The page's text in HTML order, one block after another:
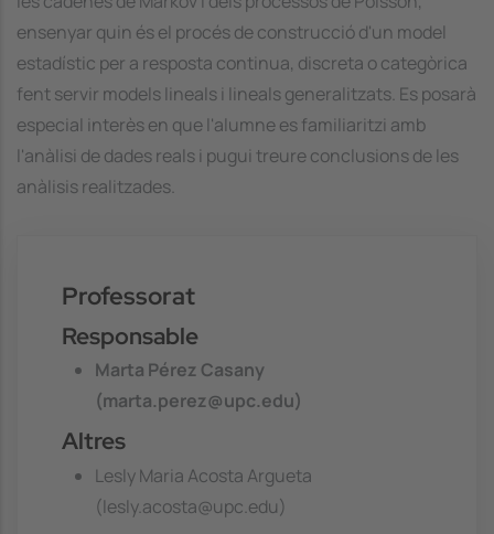
ensenyar quin és el procés de construcció d'un model
estadístic per a resposta continua, discreta o categòrica
fent servir models lineals i lineals generalitzats. Es posarà
especial interès en que l'alumne es familiaritzi amb
l'anàlisi de dades reals i pugui treure conclusions de les
anàlisis realitzades.
Professorat
Responsable
Marta Pérez Casany
(marta.perez@upc.edu)
Altres
Lesly Maria Acosta Argueta
(lesly.acosta@upc.edu)